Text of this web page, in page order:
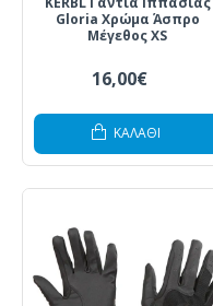
Gloria Χρώμα Άσπρο
Μέγεθος XS
16,00€
ΚΑΛΆΘΙ